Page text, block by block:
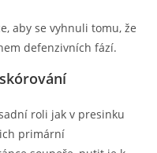
aby se vyhnuli tomu, že
defenzivních fází.
roli jak v presinku
primární